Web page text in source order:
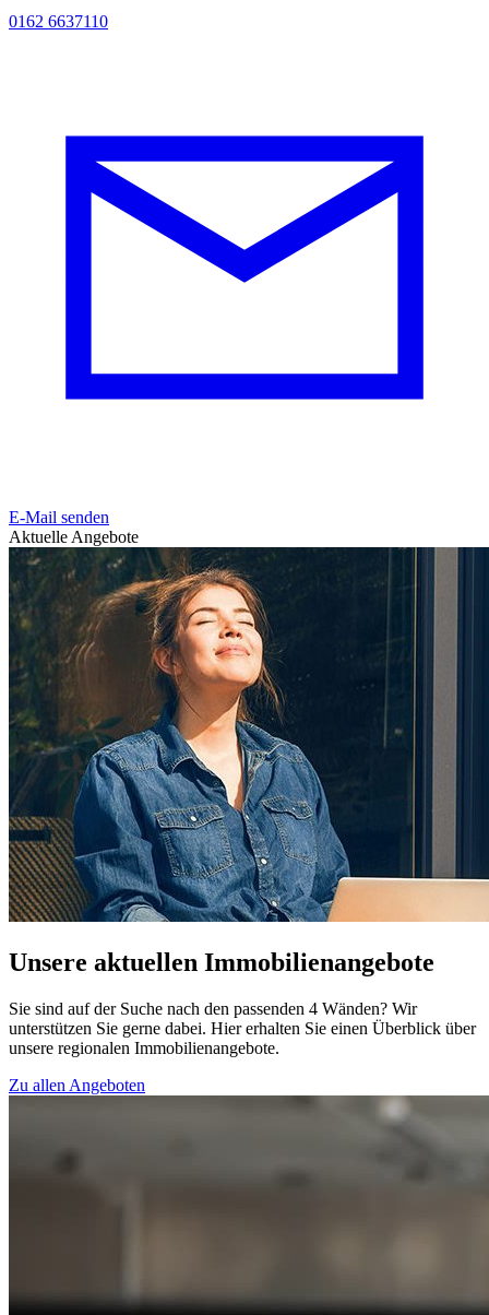
0162 6637110
E-Mail senden
Aktuelle Angebote
Unsere aktuellen Immobilienangebote
Sie sind auf der Suche nach den passenden 4 Wänden? Wir
unterstützen Sie gerne dabei. Hier erhalten Sie einen Überblick über
unsere regionalen Immobilienangebote.
Zu allen Angeboten